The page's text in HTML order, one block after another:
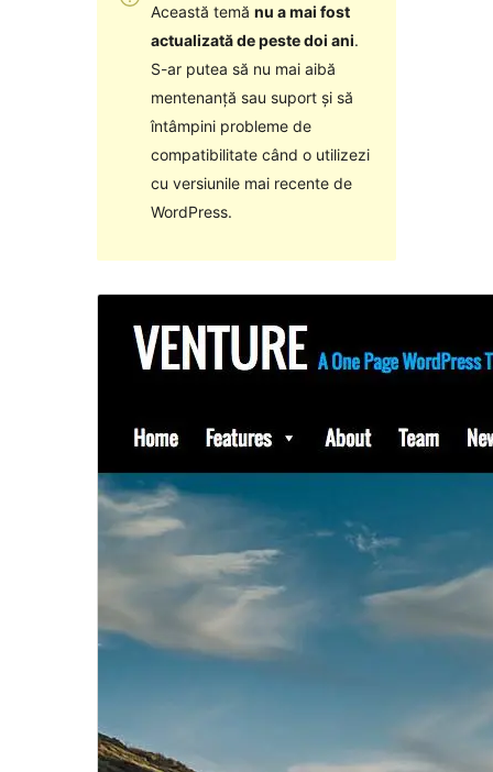
Această temă nu a mai fost
actualizată de peste doi ani.
S-ar putea să nu mai aibă
mentenanță sau suport și să
întâmpini probleme de
compatibilitate când o utilizezi
cu versiunile mai recente de
WordPress.